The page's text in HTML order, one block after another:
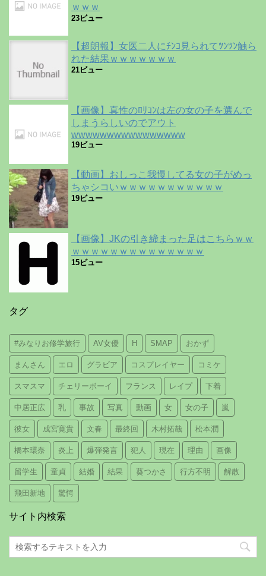
ｗｗｗ
23ビュー
【超朗報】女医二人にﾁﾝｺ見られてﾂﾝﾂﾝ触ら
れた結果ｗｗｗｗｗｗｗ
21ビュー
【画像】真性のﾛﾘｺﾝは左の女の子を選んで
しまうらしいのでアウト
wwwwwwwwwwwwwwww
19ビュー
【動画】おしっこ我慢してる女の子がめっ
ちゃシコいｗｗｗｗｗｗｗｗｗｗｗ
19ビュー
【画像】JKの引き締まった足はこちらｗｗ
ｗｗｗｗｗｗｗｗｗｗｗｗｗｗ
15ビュー
タグ
#みなりお修学旅行 AV女優 H SMAP おかず
まんさん エロ グラビア コスプレイヤー コミケ
スマスマ チェリーボーイ フランス レイプ 下着
中居正広 乳 事故 写真 動画 女 女の子 嵐
彼女 成宮寛貴 文春 最終回 木村拓哉 松本潤
橋本環奈 炎上 爆弾発言 犯人 現在 理由 画像
留学生 童貞 結婚 結果 葵つかさ 行方不明 解散
飛田新地 驚愕
サイト内検索